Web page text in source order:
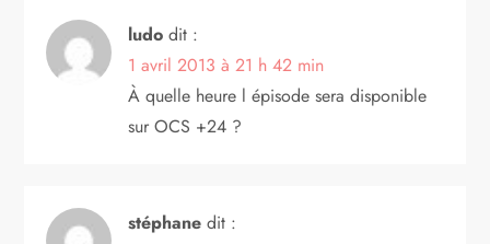
ludo dit :
1 avril 2013 à 21 h 42 min
À quelle heure l épisode sera disponible
sur OCS +24 ?
stéphane dit :